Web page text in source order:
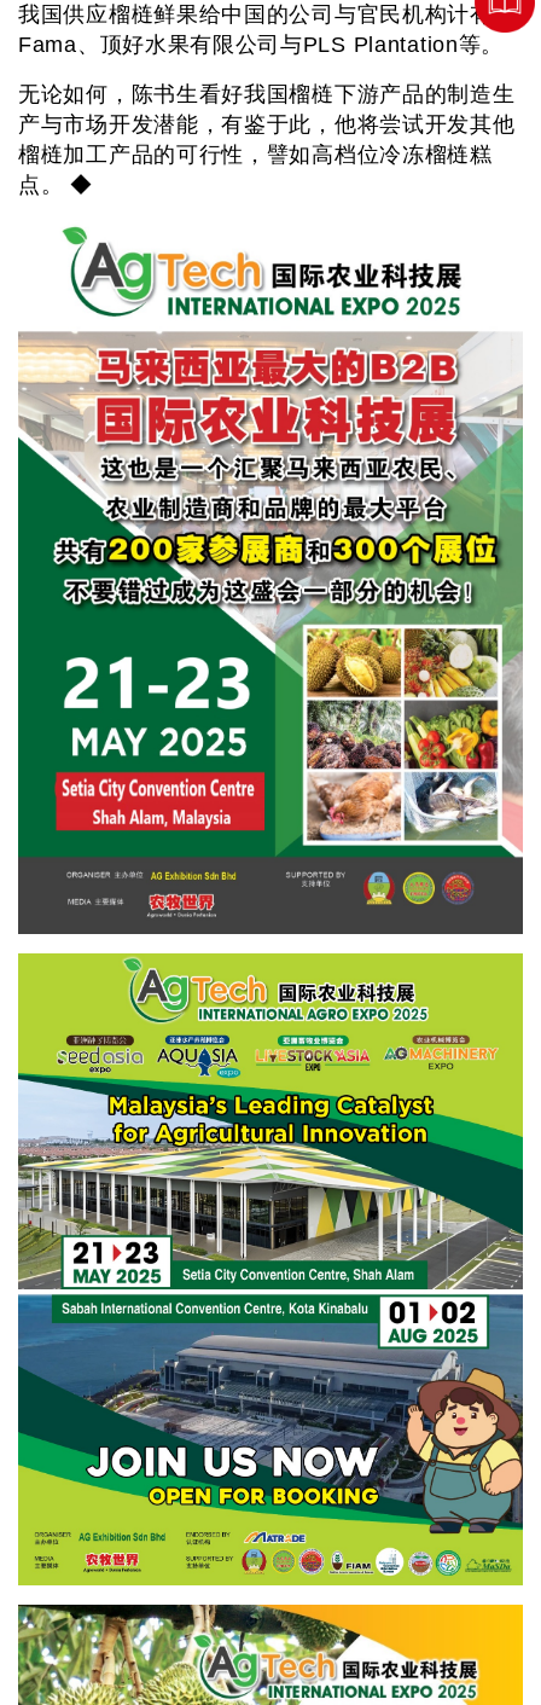
我国供应榴梿鲜果给中国的公司与官民机构计有
Fama、顶好水果有限公司与PLS Plantation等。
无论如何，陈书生看好我国榴梿下游产品的制造生
产与市场开发潜能，有鉴于此，他将尝试开发其他
榴梿加工产品的可行性，譬如高档位冷冻榴梿糕
点。 ◆